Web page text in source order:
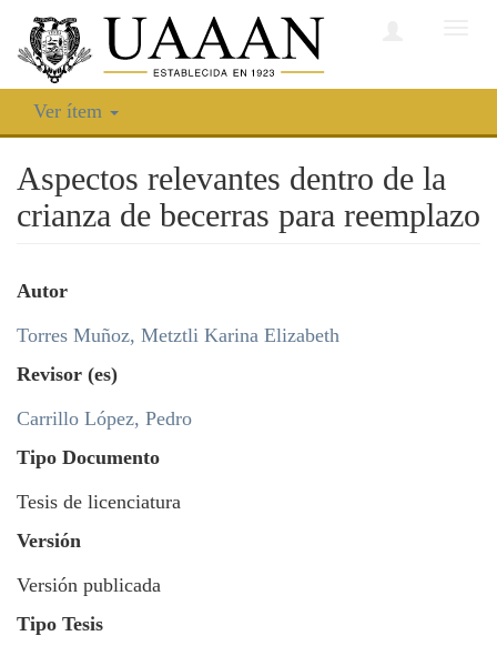
Ver ítem
Aspectos relevantes dentro de la
crianza de becerras para reemplazo
Autor
Torres Muñoz, Metztli Karina Elizabeth
Revisor (es)
Carrillo López, Pedro
Tipo Documento
Tesis de licenciatura
Versión
Versión publicada
Tipo Tesis